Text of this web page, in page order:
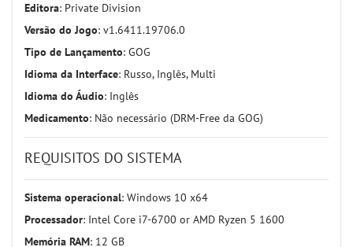
Editora: Private Division
Versão do Jogo: v1.6411.19706.0
Tipo de Lançamento: GOG
Idioma da Interface: Russo, Inglês, Multi
Idioma do Áudio: Inglês
Medicamento: Não necessário (DRM-Free da GOG)
REQUISITOS DO SISTEMA
Sistema operacional: Windows 10 x64
Processador: Intel Core i7-6700 or AMD Ryzen 5 1600
Memória RAM: 12 GB